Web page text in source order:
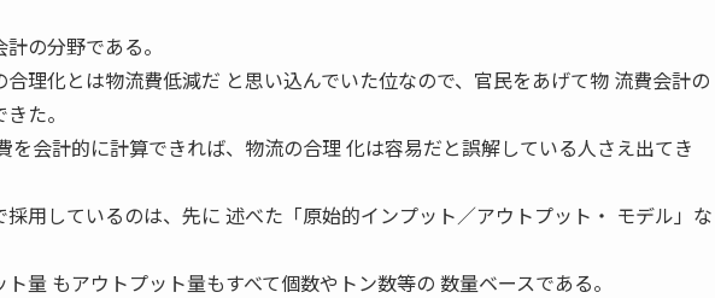
の分野である。
合理化とは物流費低減だ と思い込んでいた位なので、官民をあげて物 流費会計の
た。
を会計的に計算できれば、物流の合理 化は容易だと誤解している人さえ出てき
採用しているのは、先に 述べた「原始的インプット／アウトプット・ モデル」な
量 もアウトプット量もすべて個数やトン数等の 数量ベースである。